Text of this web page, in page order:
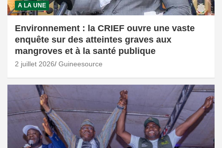
A LA UNE
Environnement : la CRIEF ouvre une vaste
enquête sur des atteintes graves aux
mangroves et à la santé publique
2 juillet 2026 Guineesource